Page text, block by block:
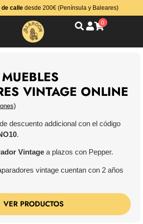
de calledesde 200€ (Península y Baleares)
0
VINTAGE ONLINE
descuento addicional con el código
.
Vintage a plazos con Pepper.
vintage cuentan con 2 años
VER PRODUCTOS